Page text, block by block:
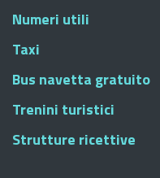
Numeri utili
Taxi
Bus navetta gratuito
Trenini turistici
Strutture ricettive